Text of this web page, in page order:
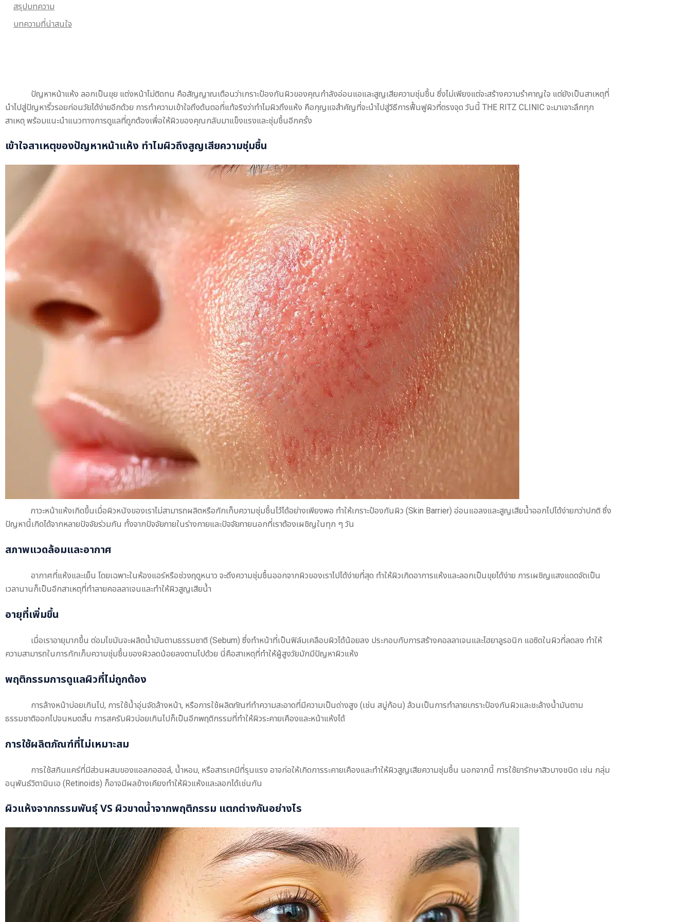
สรุปบทความ
บทความที่น่าสนใจ
ปัญหาหน้าแห้ง ลอกเป็นขุย แต่งหน้าไม่ติดทน คือสัญญาณเตือนว่าเกราะป้องกันผิวของคุณกำลังอ่อนแอและสูญเสียความชุ่มชื้น ซึ่งไม่เพียงแต่จะสร้างความรำคาญใจ แต่ยังเป็นสาเหตุที่
นำไปสู่ปัญหาริ้วรอยก่อนวัยได้ง่ายอีกด้วย การทำความเข้าใจถึงต้นตอที่แท้จริงว่าทำไมผิวถึงแห้ง คือกุญแจสำคัญที่จะนำไปสู่วิธีการฟื้นฟูผิวที่ตรงจุด วันนี้ THE RITZ CLINIC จะมาเจาะลึกทุก
สาเหตุ พร้อมแนะนำแนวทางการดูแลที่ถูกต้องเพื่อให้ผิวของคุณกลับมาแข็งแรงและชุ่มชื้นอีกครั้ง
เข้าใจสาเหตุของปัญหาหน้าแห้ง ทำไมผิวถึงสูญเสียความชุ่มชื้น
ภาวะหน้าแห้งเกิดขึ้นเมื่อผิวหนังของเราไม่สามารถผลิตหรือกักเก็บความชุ่มชื้นไว้ได้อย่างเพียงพอ ทำให้เกราะป้องกันผิว (Skin Barrier) อ่อนแอลงและสูญเสียน้ำออกไปได้ง่ายกว่าปกติ ซึ่ง
ปัญหานี้เกิดได้จากหลายปัจจัยร่วมกัน ทั้งจากปัจจัยภายในร่างกายและปัจจัยภายนอกที่เราต้องเผชิญในทุก ๆ วัน
สภาพแวดล้อมและอากาศ
อากาศที่แห้งและเย็น โดยเฉพาะในห้องแอร์หรือช่วงฤดูหนาว จะดึงความชุ่มชื้นออกจากผิวของเราไปได้ง่ายที่สุด ทำให้ผิวเกิดอาการแห้งและลอกเป็นขุยได้ง่าย การเผชิญแสงแดดจัดเป็น
เวลานานก็เป็นอีกสาเหตุที่ทำลายคอลลาเจนและทำให้ผิวสูญเสียน้ำ
อายุที่เพิ่มขึ้น
เมื่อเราอายุมากขึ้น ต่อมไขมันจะผลิตน้ำมันตามธรรมชาติ (Sebum) ซึ่งทำหน้าที่เป็นฟิล์มเคลือบผิวได้น้อยลง ประกอบกับการสร้างคอลลาเจนและไฮยาลูรอนิก แอซิดในผิวที่ลดลง ทำให้
ความสามารถในการกักเก็บความชุ่มชื้นของผิวลดน้อยลงตามไปด้วย นี่คือสาเหตุที่ทำให้ผู้สูงวัยมักมีปัญหาผิวแห้ง
พฤติกรรมการดูแลผิวที่ไม่ถูกต้อง
การล้างหน้าบ่อยเกินไป, การใช้น้ำอุ่นจัดล้างหน้า, หรือการใช้ผลิตภัณฑ์ทำความสะอาดที่มีความเป็นด่างสูง (เช่น สบู่ก้อน) ล้วนเป็นการทำลายเกราะป้องกันผิวและชะล้างน้ำมันตาม
ธรรมชาติออกไปจนหมดสิ้น การสครับผิวบ่อยเกินไปก็เป็นอีกพฤติกรรมที่ทำให้ผิวระคายเคืองและหน้าแห้งได้
การใช้ผลิตภัณฑ์ที่ไม่เหมาะสม
การใช้สกินแคร์ที่มีส่วนผสมของแอลกอฮอล์, น้ำหอม, หรือสารเคมีที่รุนแรง อาจก่อให้เกิดการระคายเคืองและทำให้ผิวสูญเสียความชุ่มชื้น นอกจากนี้ การใช้ยารักษาสิวบางชนิด เช่น กลุ่ม
อนุพันธ์วิตามินเอ (Retinoids) ก็อาจมีผลข้างเคียงทำให้ผิวแห้งและลอกได้เช่นกัน
ผิวแห้งจากกรรมพันธุ์ VS ผิวขาดน้ำจากพฤติกรรม แตกต่างกันอย่างไร